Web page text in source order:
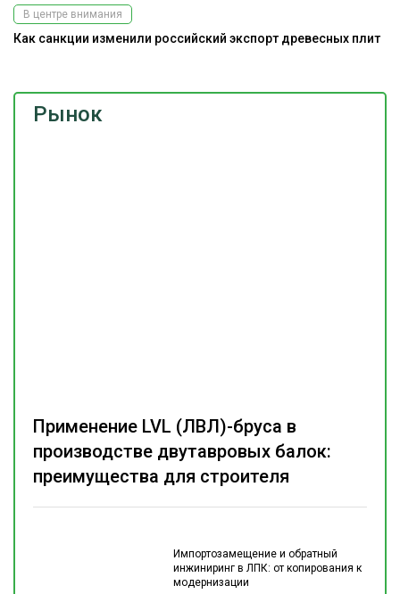
Рынок
Импортозамещение и обратный
инжиниринг в ЛПК: от копирования к
модернизации
Применение LVL (ЛВЛ)-бруса в
производстве двутавровых балок:
преимущества для строителя
В центре внимания
Как санкции изменили российский экспорт древесных плит